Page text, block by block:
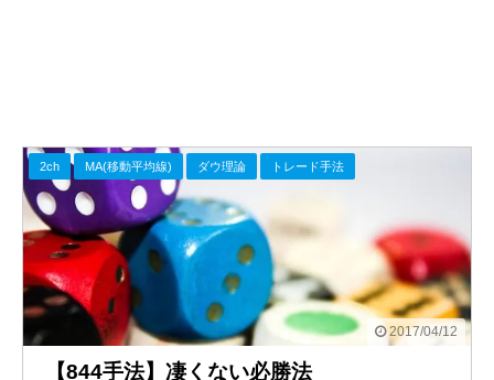
2017/04/12
2ch MA(移動平均線) ダウ理論 トレード手法
【844手法】凄くない必勝法